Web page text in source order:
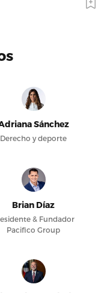
Sánchez
Derecho y deporte
Brian Díaz
& Fundador
Pacifico Group